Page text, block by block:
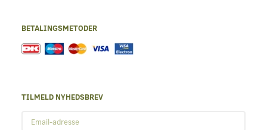
BETALINGSMETODER
TILMELD NYHEDSBREV
adresse